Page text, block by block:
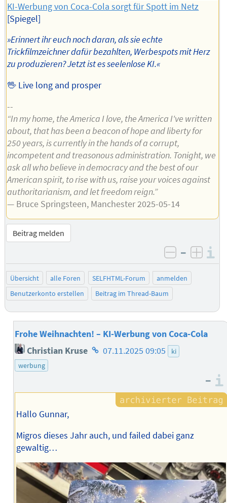
KI-Werbung von Coca-Cola sorgt für Spott im Netz
[Spiegel]
»Erinnert ihr euch noch daran, als sie echte
Trickfilmzeichner dafür bezahlten, Werbespots mit Herz
zu produzieren? Jetzt ist es seelenlose KI.«
🖖 Live long and prosper
--
“In my home, the America I love, the America I've written
about, that has been a beacon of hope and liberty for
250 years, is currently in the hands of a corrupt,
incompetent and treasonous administration. Tonight, we
ask all who believe in democracy and the best of our
American spirit, to rise with us, raise your voices against
authoritarianism, and let freedom reign.”
— Bruce Springsteen, Manchester 2025-05-14
Beitrag melden
negativ
–
Übersicht alle Foren SELFHTML-Forum
anmelden
Benutzerkonto erstellen
Beitrag im Thread-Baum
Frohe Weihnachten! – KI-Werbung von Coca-Cola
Christian Kruse Homepage
07.11.2025 09:05
ki
werbung
–
Hallo Gunnar,
Migros dieses Jahr auch, und failed dabei ganz
gewaltig…